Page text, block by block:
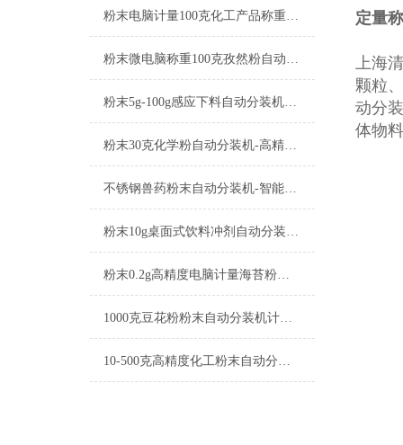
粉末电脑计量100克化工产品称重自动分装机简介
粉末微电脑称重100克孜然粉自动分装机产品简介
粉末5g-100g感应下料自动分装机厂家
粉末30克化学粉自动分装机-高精度分装设备可非标定制
不锈钢兽药粉末自动分装机-智能称重机厂家
粉末10g桌面式饮料冲剂自动分装机参数
粉末0.2g高精度电脑计量海苔粉自动分装机厂家
1000克豆花粉粉末自动分装机计量精准
10-500克高精度化工粉末自动分装机操作简单
定量
上海
颗粒
动分
体物